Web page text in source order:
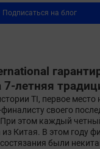
Подписаться на блог
7-летняя
TI, первое место
своего
этом каждый
Китая. В этом году
были